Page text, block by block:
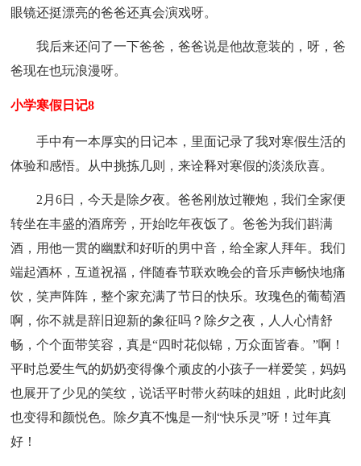
眼镜还挺漂亮的爸爸还真会演戏呀。
我后来还问了一下爸爸，爸爸说是他故意装的，呀，爸
爸现在也玩浪漫呀。
小学寒假日记8
手中有一本厚实的日记本，里面记录了我对寒假生活的
体验和感悟。从中挑拣几则，来诠释对寒假的淡淡欣喜。
2月6日，今天是除夕夜。爸爸刚放过鞭炮，我们全家便
转坐在丰盛的酒席旁，开始吃年夜饭了。爸爸为我们斟满
酒，用他一贯的幽默和好听的男中音，给全家人拜年。我们
端起酒杯，互道祝福，伴随春节联欢晚会的音乐声畅快地痛
饮，笑声阵阵，整个家充满了节日的快乐。玫瑰色的葡萄酒
啊，你不就是辞旧迎新的象征吗？除夕之夜，人人心情舒
畅，个个面带笑容，真是“四时花似锦，万众面皆春。”啊！
平时总爱生气的奶奶变得像个顽皮的小孩子一样爱笑，妈妈
也展开了少见的笑纹，说话平时带火药味的姐姐，此时此刻
也变得和颜悦色。除夕真不愧是一剂“快乐灵”呀！过年真
好！